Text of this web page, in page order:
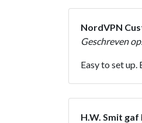
NordVPN
Geschreven
Easy to set up.
H.W. Smit